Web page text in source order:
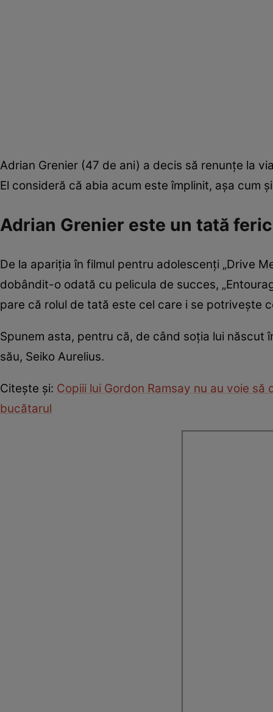
Adrian Grenier (47 de ani) a decis să renunțe la
El consideră că abia acum este împlinit, așa cum
Adrian Grenier este un tată
De la apariția în filmul pentru adolescenți „Drive
dobândit-o odată cu pelicula de succes,
pare că rolul de tată este cel care i se potrivește
Spunem asta, pentru că, de când soția lui născut
său, Seiko Aurelius.
Citește și: Copiii lui Gordon Ramsay nu au voie să
bucătarul